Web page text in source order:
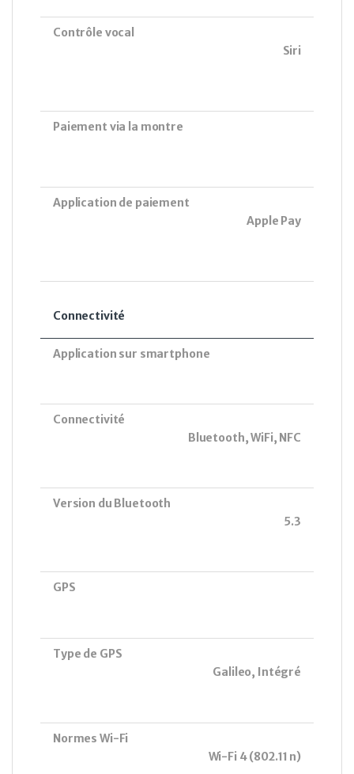
Contrôle vocal
Siri
Paiement via la montre
Application de paiement
Apple Pay
Connectivité
Application sur smartphone
Connectivité
Bluetooth, WiFi, NFC
Version du Bluetooth
5.3
GPS
Type de GPS
Galileo, Intégré
Normes Wi-Fi
Wi-Fi 4 (802.11 n)